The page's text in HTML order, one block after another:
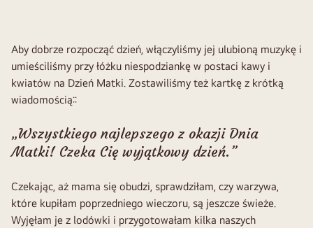
Aby dobrze rozpocząć dzień, włączyliśmy jej ulubioną muzykę i
umieściliśmy przy łóżku niespodziankę w postaci kawy i
kwiatów na Dzień Matki. Zostawiliśmy też kartkę z krótką
wiadomością::
„Wszystkiego najlepszego z okazji Dnia
Matki! Czeka Cię wyjątkowy dzień.”
Czekając, aż mama się obudzi, sprawdziłam, czy warzywa,
które kupiłam poprzedniego wieczoru, są jeszcze świeże.
Wyjęłam je z lodówki i przygotowałam kilka naszych